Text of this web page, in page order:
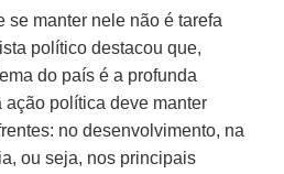
se manter nele não é tarefa
político destacou que,
do país é a profunda
ação política deve manter
no desenvolvimento, na
ou seja, nos principais